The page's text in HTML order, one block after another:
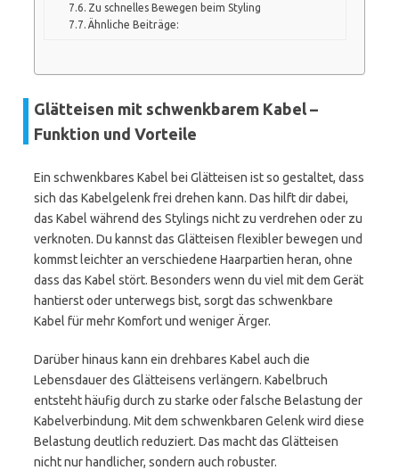
Zu schnelles Bewegen beim Styling
Ähnliche Beiträge:
Glätteisen mit schwenkbarem Kabel –
Funktion und Vorteile
Ein schwenkbares Kabel bei Glätteisen ist so gestaltet, dass
sich das Kabelgelenk frei drehen kann. Das hilft dir dabei,
das Kabel während des Stylings nicht zu verdrehen oder zu
verknoten. Du kannst das Glätteisen flexibler bewegen und
kommst leichter an verschiedene Haarpartien heran, ohne
dass das Kabel stört. Besonders wenn du viel mit dem Gerät
hantierst oder unterwegs bist, sorgt das schwenkbare
Kabel für mehr Komfort und weniger Ärger.
Darüber hinaus kann ein drehbares Kabel auch die
Lebensdauer des Glätteisens verlängern. Kabelbruch
entsteht häufig durch zu starke oder falsche Belastung der
Kabelverbindung. Mit dem schwenkbaren Gelenk wird diese
Belastung deutlich reduziert. Das macht das Glätteisen
nicht nur handlicher, sondern auch robuster.